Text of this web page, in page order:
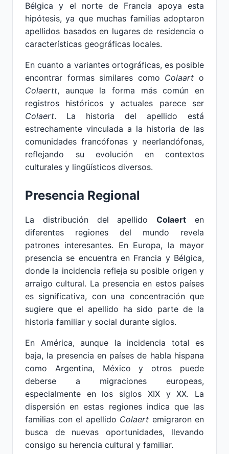
Bélgica y el norte de Francia apoya esta
hipótesis, ya que muchas familias adoptaron
apellidos basados en lugares de residencia o
características geográficas locales.
En cuanto a variantes ortográficas, es posible
encontrar formas similares como Colaart o
Colaertt, aunque la forma más común en
registros históricos y actuales parece ser
Colaert. La historia del apellido está
estrechamente vinculada a la historia de las
comunidades francófonas y neerlandófonas,
reflejando su evolución en contextos
culturales y lingüísticos diversos.
Presencia Regional
La distribución del apellidoColaert en
diferentes regiones del mundo revela
patrones interesantes. En Europa, la mayor
presencia se encuentra en Francia y Bélgica,
donde la incidencia refleja su posible origen y
arraigo cultural. La presencia en estos países
es significativa, con una concentración que
sugiere que el apellido ha sido parte de la
historia familiar y social durante siglos.
En América, aunque la incidencia total es
baja, la presencia en países de habla hispana
como Argentina, México y otros puede
deberse a migraciones europeas,
especialmente en los siglos XIX y XX. La
dispersión en estas regiones indica que las
familias con el apellido Colaert emigraron en
busca de nuevas oportunidades, llevando
consigo su herencia cultural y familiar.